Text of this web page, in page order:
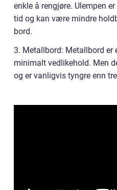
enkle å rengjøre. Ulempen
tid og kan være mindre
bord.
3. Metallbord: Metallbord er
minimalt vedlikehold. Men
og er vanligvis tyngre enn